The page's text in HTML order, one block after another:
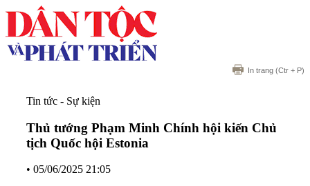
In trang (Ctr + P)
Tin tức - Sự kiện
Thủ tướng Phạm Minh Chính hội kiến Chủ
tịch Quốc hội Estonia
• 05/06/2025 21:05